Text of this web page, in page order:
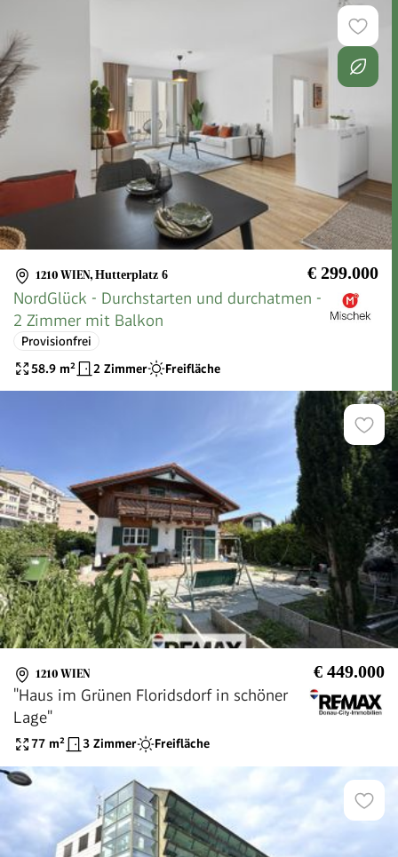
1210 WIEN, Hutterplatz 6 € 299.000
NordGlück - Durchstarten und durchatmen -
2 Zimmer mit Balkon
Provisionfrei
58.9 m² 2 Zimmer Freifläche
1210 WIEN € 449.000
"Haus im Grünen Floridsdorf in schöner
Lage"
77 m² 3 Zimmer Freifläche